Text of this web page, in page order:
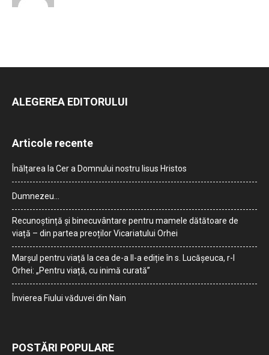
ALEGEREA EDITORULUI
Articole recente
Înălțarea la Cer a Domnului nostru Iisus Hristos
Dumnezeu…
Recunoștință și binecuvântare pentru mamele dătătoare de
viață – din partea preoților Vicariatului Orhei
Marșul pentru viață la cea de-a II-a ediție în s. Lucășeuca, r-l
Orhei: „Pentru viață, cu inimă curată”
Învierea Fiului văduvei din Nain
POSTĂRI POPULARE